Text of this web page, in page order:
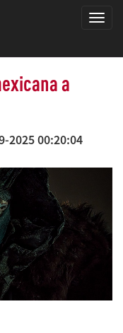
a
2025 00:20:04